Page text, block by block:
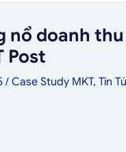
nổ doanh
Post
/ Case Study MKT, Tin